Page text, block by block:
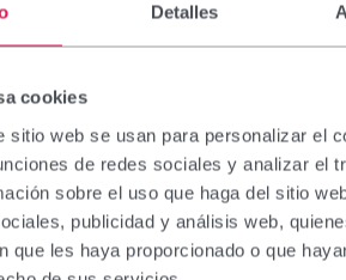
Detalles
cookies
sitio web se usan para personalizar el
de redes sociales y analizar el
sobre el uso que haga del sitio
publicidad y análisis web,
que les haya proporcionado o que
Creatsas G, Palacios S. Gynecological care in
09513590.2014.917293.
es-revista-atencion-primaria-27-articulo-
hierro-adolescentes-
An Updated Review of Its Clinical Efficacy for